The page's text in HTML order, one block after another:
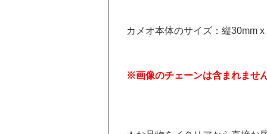
カメオ本体のサイズ：縦30mm
※画像のチェーンは含まれませ